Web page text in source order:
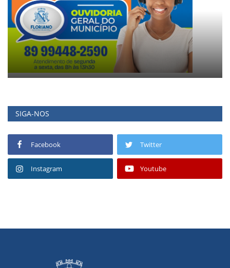
SIGA-NOS
Facebook Twitter
Instagram Youtube